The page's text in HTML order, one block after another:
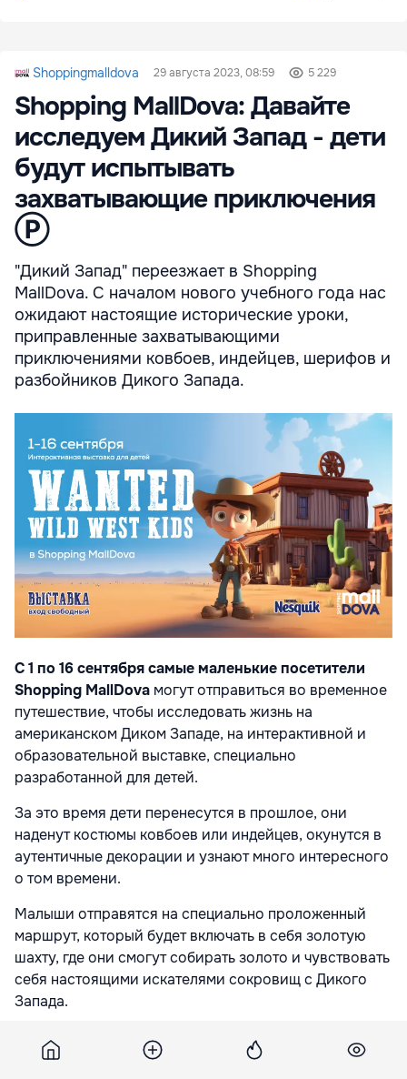
Shoppingmalldova 29 августа 2023, 08:59 5 229
Shopping MallDova: Давайте
исследуем Дикий Запад - дети
будут испытывать
захватывающие приключения
Ⓟ
"Дикий Запад" переезжает в Shopping
MallDova. С началом нового учебного года нас
ожидают настоящие исторические уроки,
приправленные захватывающими
приключениями ковбоев, индейцев, шерифов и
разбойников Дикого Запада.
С 1 по 16 сентября самые маленькие посетители
Shopping MallDova могут отправиться во временное
путешествие, чтобы исследовать жизнь на
американском Диком Западе, на интерактивной и
образовательной выставке, специально
разработанной для детей.
За это время дети перенесутся в прошлое, они
наденут костюмы ковбоев или индейцев, окунутся в
аутентичные декорации и узнают много интересного
о том времени.
Малыши отправятся на специально проложенный
маршрут, который будет включать в себя золотую
шахту, где они смогут собирать золото и чувствовать
себя настоящими искателями сокровищ с Дикого
Запада.
И, конечно же, не обойдется без конных гонок, где
участники будут чувствовать себя настоящими